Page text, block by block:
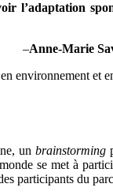
l’adaptation
–Anne-Marie
environnement et
un brainstorming
se met à
participants du